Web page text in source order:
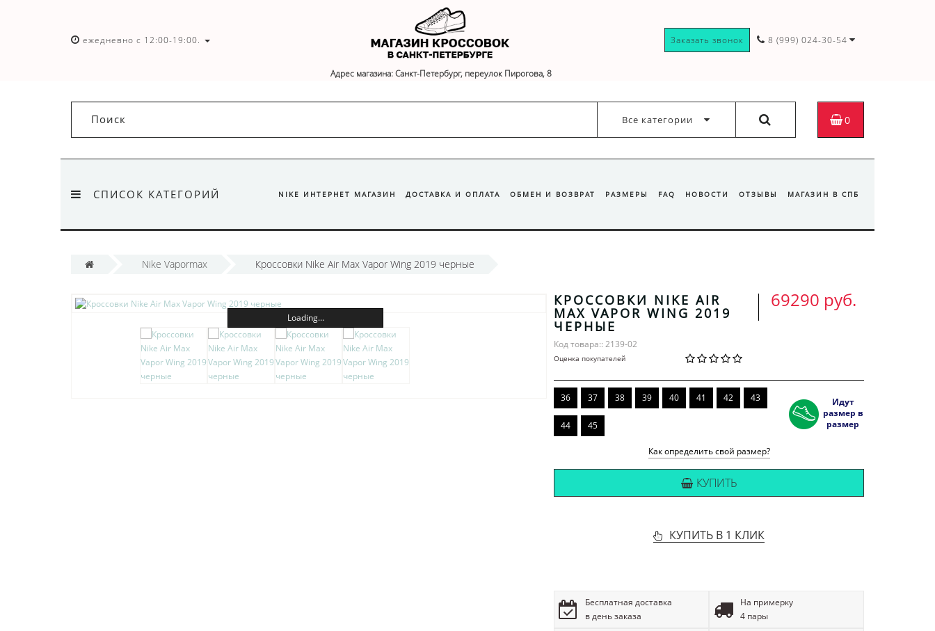
ежедневно с 12:00-19:00.
Адрес магазина: Санкт-Петербург, переулок Пирогова, 8
Заказать звонок 8 (999) 024-30-54
Все категории 0
СПИСОК КАТЕГОРИЙ NIKE ИНТЕРНЕТ МАГАЗИН ДОСТАВКА И ОПЛАТА ОБМЕН И ВОЗВРАТ РАЗМЕРЫ FAQ НОВОСТИ ОТЗЫВЫ МАГАЗИН В СПБ
Nike Vapormax Кроссовки Nike Air Max Vapor Wing 2019 черные
Loading...
КРОССОВКИ NIKE AIR
MAX VAPOR WING 2019
ЧЕРНЫЕ
Код товара:: 2139-02
Оценка покупателей
69290 руб.
36 37 38 39 40 41 42 43
44 45
Идут
размер в
размер
Как определить свой размер?
КУПИТЬ
КУПИТЬ В 1 КЛИК
Бесплатная доставка
в день заказа
На примерку
4 пары